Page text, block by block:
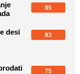
85
desi
83
75